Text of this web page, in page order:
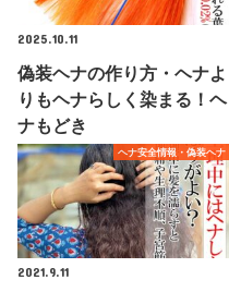
2025.10.11
偽装ヘナの作り方・ヘナよ
りもヘナらしく染まる！ヘ
ナもどき
ヘナ安全情報・偽装ヘナ
2021.9.11